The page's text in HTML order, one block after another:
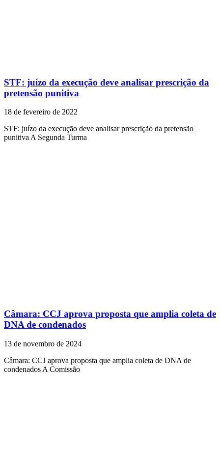
STF: juízo da execução deve analisar prescrição da
pretensão punitiva
18 de fevereiro de 2022
STF: juízo da execução deve analisar prescrição da pretensão
punitiva A Segunda Turma
Câmara: CCJ aprova proposta que amplia coleta de
DNA de condenados
13 de novembro de 2024
Câmara: CCJ aprova proposta que amplia coleta de DNA de
condenados A Comissão